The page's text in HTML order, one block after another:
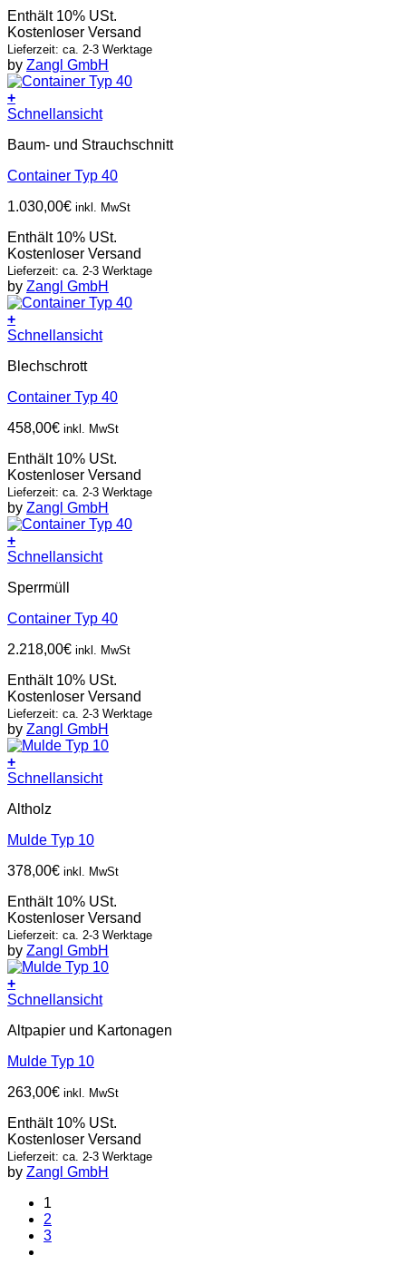
Enthält 10% USt.
Kostenloser Versand
Lieferzeit: ca. 2-3 Werktage
by Zangl GmbH
+
Schnellansicht
Baum- und Strauchschnitt
Container Typ 40
1.030,00€ inkl. MwSt
Enthält 10% USt.
Kostenloser Versand
Lieferzeit: ca. 2-3 Werktage
by Zangl GmbH
+
Schnellansicht
Blechschrott
Container Typ 40
458,00€ inkl. MwSt
Enthält 10% USt.
Kostenloser Versand
Lieferzeit: ca. 2-3 Werktage
by Zangl GmbH
+
Schnellansicht
Sperrmüll
Container Typ 40
2.218,00€ inkl. MwSt
Enthält 10% USt.
Kostenloser Versand
Lieferzeit: ca. 2-3 Werktage
by Zangl GmbH
+
Schnellansicht
Altholz
Mulde Typ 10
378,00€ inkl. MwSt
Enthält 10% USt.
Kostenloser Versand
Lieferzeit: ca. 2-3 Werktage
by Zangl GmbH
+
Schnellansicht
Altpapier und Kartonagen
Mulde Typ 10
263,00€ inkl. MwSt
Enthält 10% USt.
Kostenloser Versand
Lieferzeit: ca. 2-3 Werktage
by Zangl GmbH
1
2
3